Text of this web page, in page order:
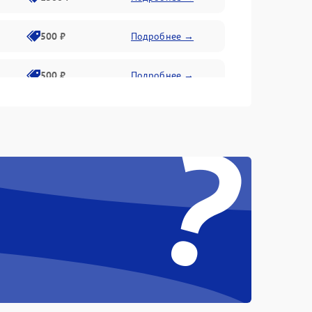
500 ₽ Подробнее →
500 ₽ Подробнее →
1500 ₽ Подробнее →
Подробнее →
Подробнее →
?